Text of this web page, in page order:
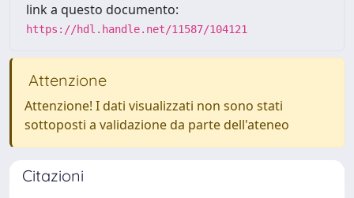
link a questo documento:
https://hdl.handle.net/11587/104121
Attenzione
Attenzione! I dati visualizzati non sono stati
sottoposti a validazione da parte dell'ateneo
Citazioni